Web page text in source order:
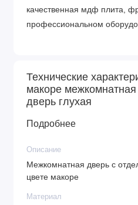
качественная мдф плита,
профессиональном
Технические
макоре
дверь глухая
Подробнее
Описание
Межкомнатная дверь с
цвете макоре
Материал